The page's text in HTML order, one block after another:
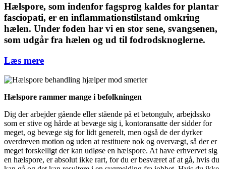
Hælspore, som indenfor fagsprog kaldes for plantar
fasciopati, er en inflammationstilstand omkring
hælen. Under foden har vi en stor sene, svangsenen,
som udgår fra hælen og ud til fodrodsknoglerne.
Læs mere
Hælspore rammer mange i befolkningen
Dig der arbejder gående eller stående på et betongulv, arbejdssko
som er stive og hårde at bevæge sig i, kontoransatte der sidder for
meget, og bevæge sig for lidt generelt, men også de der dyrker
overdreven motion og uden at restituere nok og overvægt, så der er
meget forskelligt der kan udløse en hælspore. At have erhvervet sig
en hælspore, er absolut ikke rart, for du er besværet af at gå, hvis du